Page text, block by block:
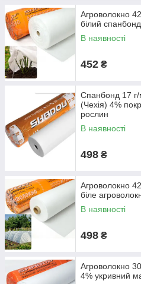
Агроволокно
білий
В наявності
452 ₴
Спанбонд 17
(Чехія) 4%
рослин
В наявності
498 ₴
Агроволокно
біле
В наявності
498 ₴
Агроволокно
4% укривний